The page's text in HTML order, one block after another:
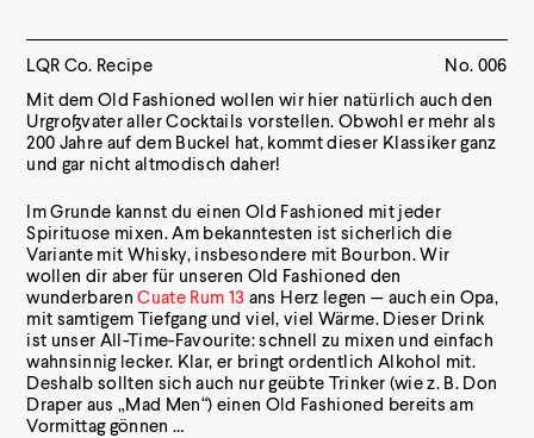
LQR Co. Recipe
No. 006
Mit dem Old Fashioned wollen wir hier natürlich auch den
Urgroßvater aller Cocktails vorstellen. Obwohl er mehr als
200 Jahre auf dem Buckel hat, kommt dieser Klassiker ganz
und gar nicht altmodisch daher!
Im Grunde kannst du einen Old Fashioned mit jeder
Spirituose mixen. Am bekanntesten ist sicherlich die
Variante mit Whisky, insbesondere mit Bourbon. Wir
wollen dir aber für unseren Old Fashioned den
wunderbarenCuate Rum 13 ans Herz legen — auch ein Opa,
mit samtigem Tiefgang und viel, viel Wärme. Dieser Drink
ist unser All-Time-Favourite: schnell zu mixen und einfach
wahnsinnig lecker. Klar, er bringt ordentlich Alkohol mit.
Deshalb sollten sich auch nur geübte Trinker (wie z. B. Don
Draper aus „Mad Men“) einen Old Fashioned bereits am
Vormittag gönnen …